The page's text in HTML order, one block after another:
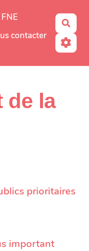
contacter
de la
prioritaires
important